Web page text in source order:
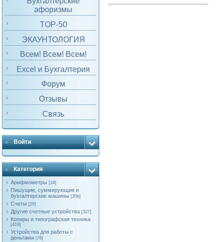
афоризмы
TOP-50
ЭКАУНТОЛОГИЯ
Всем! Всем! Всем!
Excel и Бухгалтерия
Форум
Отзывы
Связь
Войти
Категория
Арифмометры [24]
Пишущие, суммирующие и
бухгалтерские машины [356]
Счеты [29]
Другие счетные устройства [327]
Копиры и типографская техника
[419]
Устройства для работы с
деньгами [78]